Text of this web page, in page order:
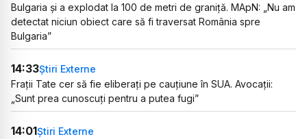
Bulgaria și a explodat la 100 de metri de graniță. MApN: „Nu am
detectat niciun obiect care să fi traversat România spre
Bulgaria”
14:33Știri Externe
Frații Tate cer să fie eliberați pe cauțiune în SUA. Avocații:
„Sunt prea cunoscuți pentru a putea fugi”
14:01Știri Externe